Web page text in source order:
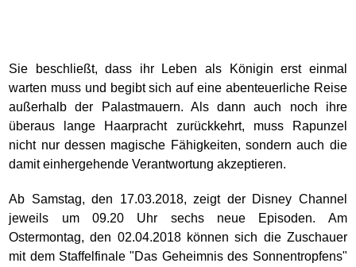
Sie beschließt, dass ihr Leben als Königin erst einmal
warten muss und begibt sich auf eine abenteuerliche Reise
außerhalb der Palastmauern. Als dann auch noch ihre
überaus lange Haarpracht zurückkehrt, muss Rapunzel
nicht nur dessen magische Fähigkeiten, sondern auch die
damit einhergehende Verantwortung akzeptieren.
Ab Samstag, den 17.03.2018, zeigt der Disney Channel
jeweils um 09.20 Uhr sechs neue Episoden. Am
Ostermontag, den 02.04.2018 können sich die Zuschauer
mit dem Staffelfinale "Das Geheimnis des Sonnentropfens"